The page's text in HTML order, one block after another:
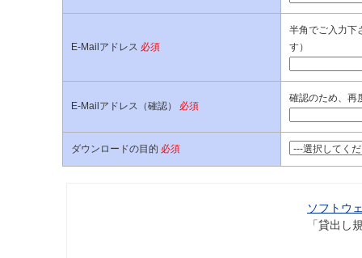
E-Mailアドレス 必須
半角でご入力下
す）
E-Mailアドレス（確認） 必須
確認のため、再
ダウンロードの目的 必須
ソフトウ
「貸出し